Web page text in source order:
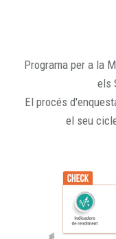
Programa per a la
els
El procés
el seu